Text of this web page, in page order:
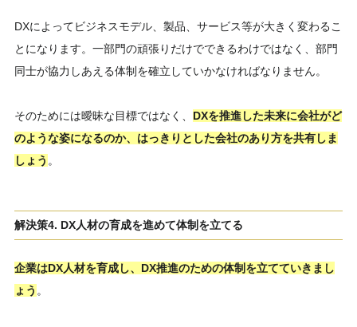
DXによってビジネスモデル、製品、サービス等が大きく変わるこ
とになります。一部門の頑張りだけでできるわけではなく、部門
同士が協力しあえる体制を確立していかなければなりません。
そのためには曖昧な目標ではなく、 DXを推進した未来に会社がど
のような姿になるのか、はっきりとした会社のあり方を共有しま
しょう 。
解決策4. DX人材の育成を進めて体制を立てる
企業はDX人材を育成し、DX推進のための体制を立てていきまし
ょう 。